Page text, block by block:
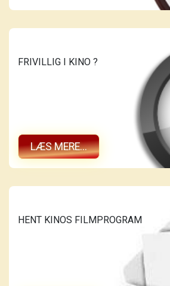
FRIVILLIG I KINO ?
LÆS MERE...
HENT KINOS FILMPROGRAM